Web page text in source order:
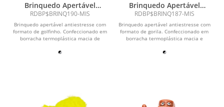
Brinquedo Apertável
Antiestresse
RDBP$BRINQ190-MIS
Brinquedo apertável antiestresse com
formato de golfinho. Confeccionado em
borracha termoplástica macia de
Brinquedo Apertável
Antiestresse
RDBP$BRINQ187-MIS
Brinquedo apertável antiestresse com
formato de gorila. Confeccionado em
borracha termoplástica macia e